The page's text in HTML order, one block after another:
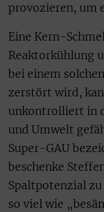
provozieren, um
Eine Kern-
Reaktorkühlung
bei einem
zerstört wird,
unkontrolliert in
und Umwelt
Super-GAU
beschenke
Spaltpotenzial
so viel wie